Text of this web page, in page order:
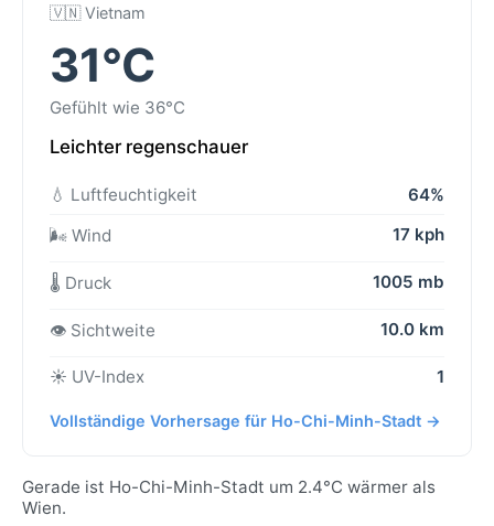
🇻🇳 Vietnam
31°C
Gefühlt wie 36°C
Leichter regenschauer
💧 Luftfeuchtigkeit
64%
🌬️ Wind
17 kph
🌡️ Druck 1005 mb
👁️ Sichtweite 10.0 km
☀️ UV-Index 1
Vollständige Vorhersage für Ho-Chi-Minh-Stadt →
Gerade ist Ho-Chi-Minh-Stadt um 2.4°C wärmer als
Wien.